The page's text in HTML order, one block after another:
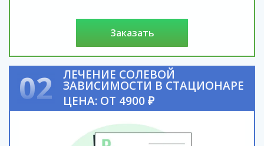
заказать
02 ЛЕЧЕНИЕ СОЛЕВОЙ
ЗАВИСИМОСТИ В СТАЦИОНАРЕ
ЦЕНА: ОТ 4900 ₽